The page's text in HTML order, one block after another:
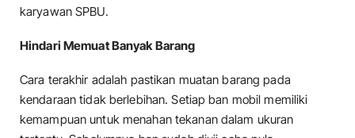
karyawan SPBU.
Hindari Memuat Banyak Barang
Cara terakhir adalah pastikan muatan barang pada
kendaraan tidak berlebihan. Setiap ban mobil memiliki
kemampuan untuk menahan tekanan dalam ukuran